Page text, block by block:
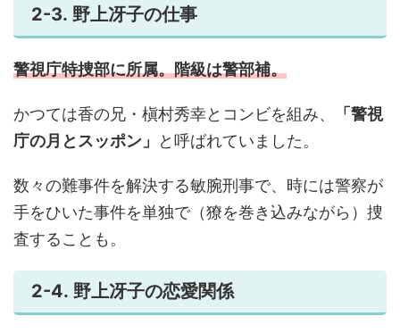
2-3. 野上冴子の仕事
警視庁特捜部に所属。階級は警部補。
かつては香の兄・槇村秀幸とコンビを組み、
「警視
庁の月とスッポン」
と呼ばれていました。
数々の難事件を解決する敏腕刑事で、時には警察が
手をひいた事件を単独で（獠を巻き込みながら）捜
査することも。
2-4. 野上冴子の恋愛関係